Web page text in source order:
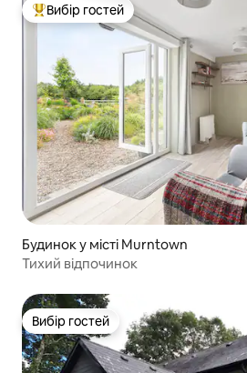
Топ вибір гостей
Вибір гостей
Будинок у місті Murntown
Тихий відпочинок
Вибір гостей
Вибір гостей